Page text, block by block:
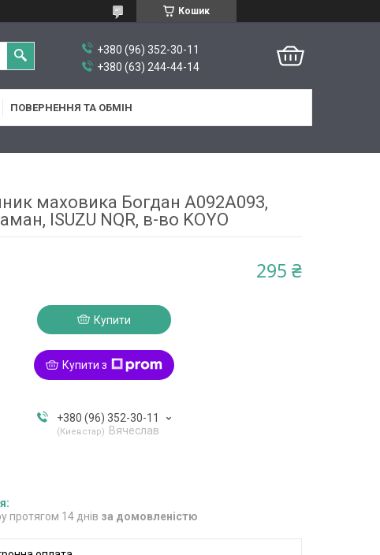
Кошик
+380 (96) 352-30-11
+380 (63) 244-44-14
ПОВЕРНЕННЯ ТА ОБМІН
маховика Богдан А092А093,
ISUZU NQR, в-во KOYO
295 ₴
Купити
Купити з
+380 (96) 352-30-11
Киевстар Вячеслав
протягом 14 днів за домовленістю